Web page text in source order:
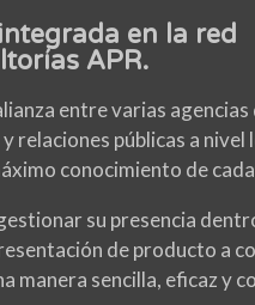
en la red
APR.
entre varias
relaciones públicas a nivel
conocimiento de
su presencia
de producto a
manera sencilla, eficaz y